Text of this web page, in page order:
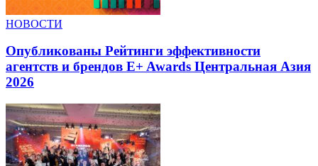
НОВОСТИ
Опубликованы Рейтинги эффективности
агентств и брендов E+ Awards Центральная Азия
2026